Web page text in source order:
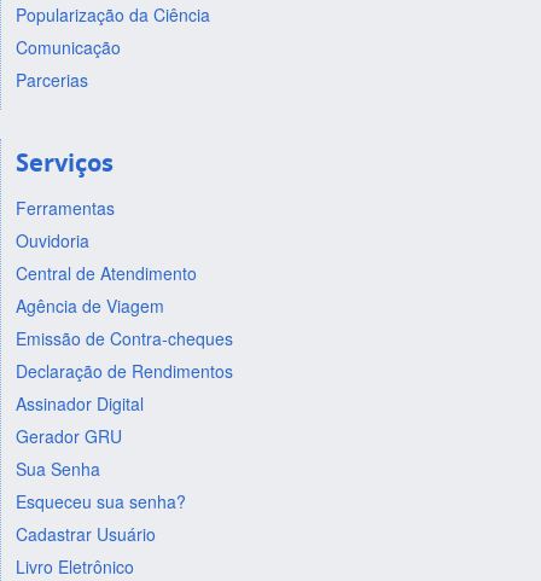
Popularização da Ciência
Comunicação
Parcerias
Serviços
Ferramentas
Ouvidoria
Central de Atendimento
Agência de Viagem
Emissão de Contra-cheques
Declaração de Rendimentos
Assinador Digital
Gerador GRU
Sua Senha
Esqueceu sua senha?
Cadastrar Usuário
Livro Eletrônico